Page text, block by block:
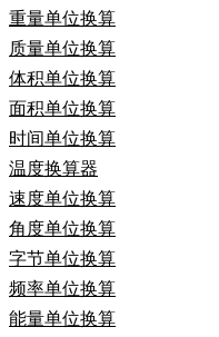
重量单位换算
质量单位换算
体积单位换算
面积单位换算
时间单位换算
温度换算器
速度单位换算
角度单位换算
字节单位换算
频率单位换算
能量单位换算